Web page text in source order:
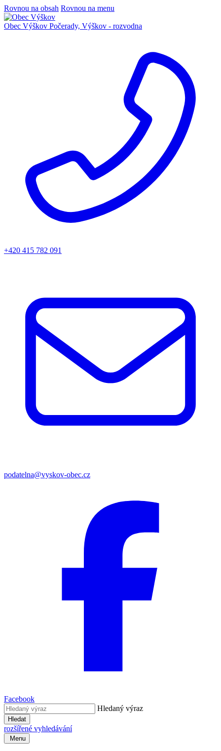
Rovnou na obsah Rovnou na menu
Obec Výškov Počerady, Výškov - rozvodna
+420 415 782 091
podatelna@vyskov-obec.cz
Facebook
Hledaný výraz
Hledat
rozšířené vyhledávání
Menu